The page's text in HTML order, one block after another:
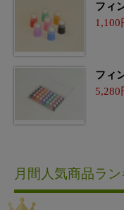
フィ
1,100
フィ
5,280
月間人気商品ラ